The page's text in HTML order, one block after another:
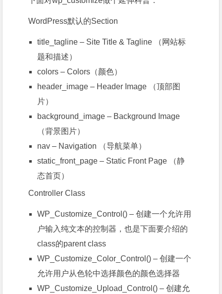
WordPress默认的Section
title_tagline – Site Title & Tagline （网站标
题和描述）
colors – Colors（颜色）
header_image – Header Image （顶部图
片）
background_image – Background Image
（背景图片）
nav – Navigation （导航菜单）
static_front_page – Static Front Page （静
态首页）
Controller Class
WP_Customize_Control() – 创建一个允许用
户输入纯文本的控制器，也是下面要介绍的
class的parent class
WP_Customize_Color_Control() – 创建一个
允许用户从色轮中选择颜色的颜色选择器
WP_Customize_Upload_Control() – 创建允